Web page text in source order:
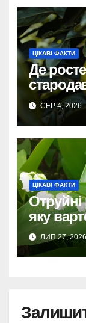
ЦІКАВІ ФАКТИ
Де
СЕР 4, 2026
ЦІКАВІ ФАКТИ
Отруйні
яку
ЛИП 27,